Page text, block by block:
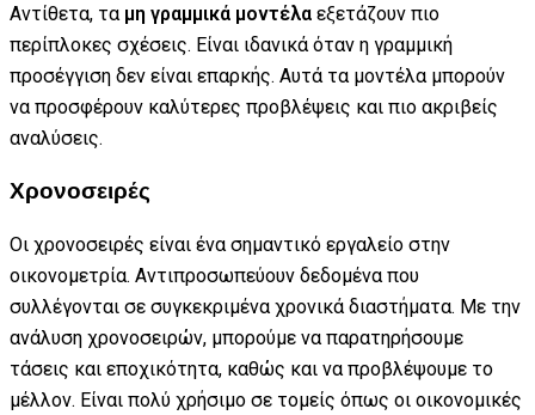
Αντίθετα, τα μη γραμμικά μοντέλα εξετάζουν πιο
περίπλοκες σχέσεις. Είναι ιδανικά όταν η γραμμική
προσέγγιση δεν είναι επαρκής. Αυτά τα μοντέλα μπορούν
να προσφέρουν καλύτερες προβλέψεις και πιο ακριβείς
αναλύσεις.
Χρονοσειρές
Οι χρονοσειρές είναι ένα σημαντικό εργαλείο στην
οικονομετρία. Αντιπροσωπεύουν δεδομένα που
συλλέγονται σε συγκεκριμένα χρονικά διαστήματα. Με την
ανάλυση χρονοσειρών, μπορούμε να παρατηρήσουμε
τάσεις και εποχικότητα, καθώς και να προβλέψουμε το
μέλλον. Είναι πολύ χρήσιμο σε τομείς όπως οι οικονομικές